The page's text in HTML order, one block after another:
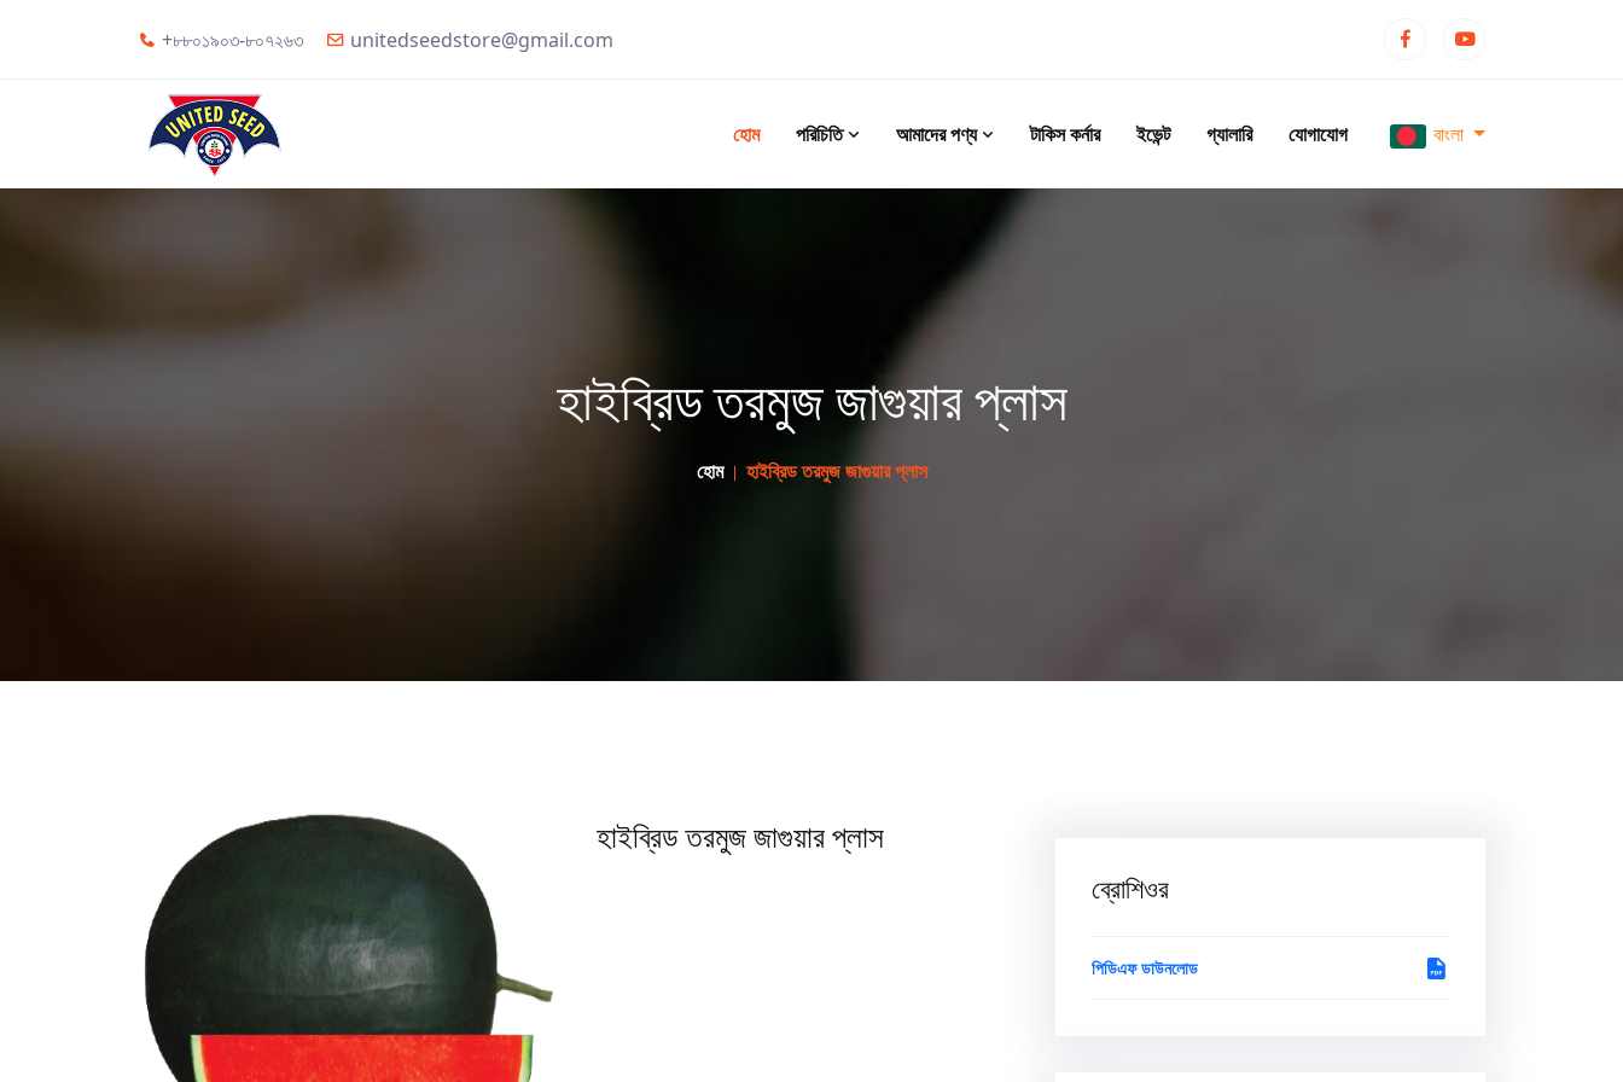
+৮৮০১৯০৩-৮০৭২৬৩ unitedseedstore@gmail.com
হোম পরিচিতি আমাদের পণ্য টাকিস কর্নার ইভেন্ট গ্যালারি যোগাযোগ বাংলা
হাইব্রিড তরমুজ জাগুয়ার প্লাস
হোম হাইব্রিড তরমুজ জাগুয়ার প্লাস
হাইব্রিড তরমুজ জাগুয়ার প্লাস
ব্রোশিওর
পিডিএফ ডাউনলোড